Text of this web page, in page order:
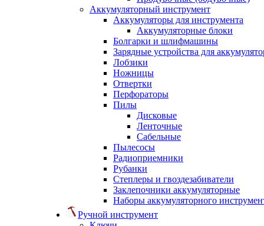
Аккумуляторный инструмент
Аккумуляторы для инструмента
Аккумуляторные блоки
Болгарки и шлифмашины
Зарядные устройства для
Лобзики
Ножницы
Отвертки
Перфораторы
Пилы
Дисковые
Ленточные
Сабельные
Пылесосы
Радиоприемники
Рубанки
Степлеры и гвоздезабиватели
Заклепочники аккумуляторные
Наборы аккумуляторного
Ручной инструмент